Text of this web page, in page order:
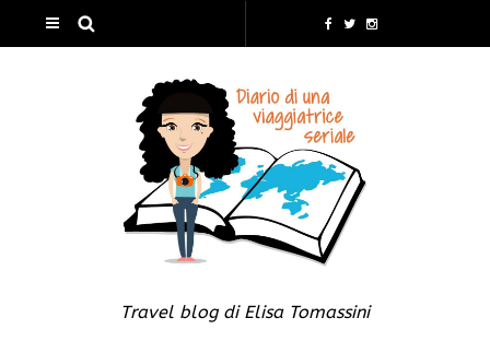
Travel blog di Elisa Tomassini